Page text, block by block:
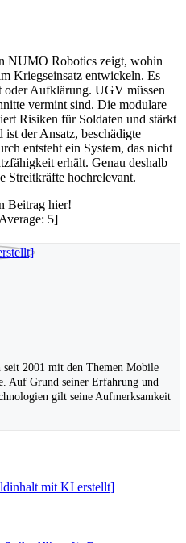
NUMO Robotics zeigt, wohin
Kriegseinsatz entwickeln. Es
oder Aufklärung. UGV müssen
vermint sind. Die modulare
Risiken für Soldaten und stärkt
der Ansatz, beschädigte
entsteht ein System, das nicht
erhält. Genau deshalb
Streitkräfte hochrelevant.
Beitrag hier!
Average: 5]
2001 mit den Themen Mobile
Auf Grund seiner Erfahrung und
gilt seine Aufmerksamkeit